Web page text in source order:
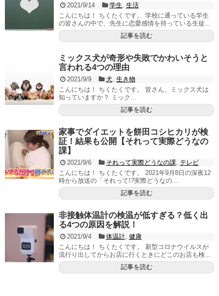
2021/9/14 学生 生活
こんにちは！ ちくたくです。 学校に通っている学生
の皆さんの中で、先生に恋愛感情を持っている生徒...
記事を読む
ミックス犬が奇形や失敗でかわいそうと
言われる4つの理由
2021/9/9 犬 生き物
こんにちは！ ちくたくです。 皆さん、ミックス犬は
知っていますか？ ミック...
記事を読む
家事でダイエットを餅田コシヒカリが検
証！結果も公開【それって実際どうなの
課】
2021/9/6 それって実際どうなの課
テレビ
こんにちは！ ちくたくです。 2021年9月8日の深夜12
時から放送の「それって!?実際どうなの...
記事を読む
非接触体温計の検温が低すぎる？低く出
る4つの原因を解説！
2021/9/4 体温計, 健康
こんにちは！ ちくたくです。 新型コロナウイルスが
流行り出してからお店に行くときにどこのお店も検...
記事を読む